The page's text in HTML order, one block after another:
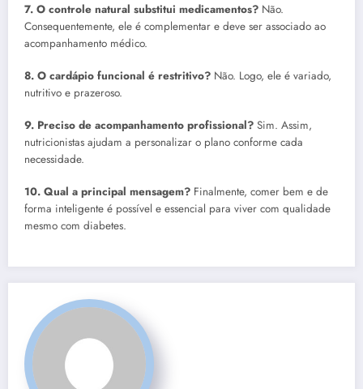
7. O controle natural substitui medicamentos? Não.
Consequentemente, ele é complementar e deve ser associado ao
acompanhamento médico.
8. O cardápio funcional é restritivo? Não. Logo, ele é variado,
nutritivo e prazeroso.
9. Preciso de acompanhamento profissional? Sim. Assim,
nutricionistas ajudam a personalizar o plano conforme cada
necessidade.
10. Qual a principal mensagem? Finalmente, comer bem e de
forma inteligente é possível e essencial para viver com qualidade
mesmo com diabetes.